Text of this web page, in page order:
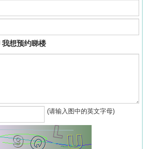
我想预约睇楼
(请输入图中的英文字母)